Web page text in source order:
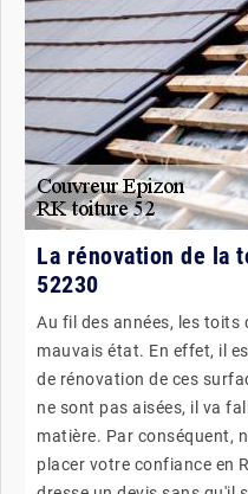
La rénovation de la
52230
Au fil des années, les toits
mauvais état. En effet, il
de rénovation de ces
ne sont pas aisées, il va
matière. Par conséquent,
placer votre confiance en